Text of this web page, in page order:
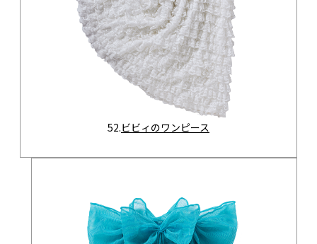
52.ビビィのワンピース